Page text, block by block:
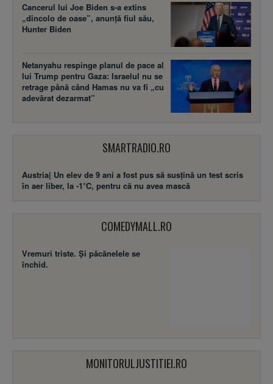
Cancerul lui Joe Biden s-a extins
„dincolo de oase”, anunță fiul său,
Hunter Biden
Netanyahu respinge planul de pace al
lui Trump pentru Gaza: Israelul nu se
retrage până când Hamas nu va fi „cu
adevărat dezarmat”
SMARTRADIO.RO
Austria| Un elev de 9 ani a fost pus să susţină un test scris
în aer liber, la -1°C, pentru că nu avea mască
COMEDYMALL.RO
Vremuri triste. Şi păcănelele se
închid.
MONITORULJUSTITIEI.RO